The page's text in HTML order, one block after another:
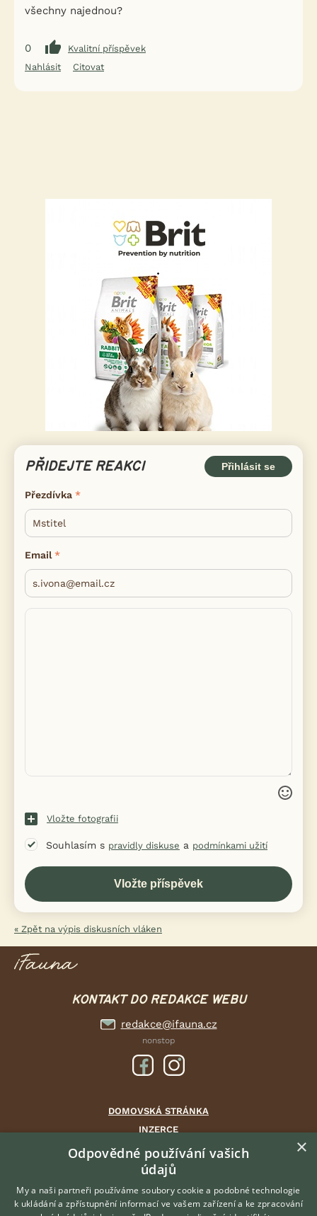
všechny najednou?
0
Kvalitní příspěvek
Nahlásit
Citovat
PŘIDEJTE REAKCI Přihlásit se
Přezdívka
Email
Vložte fotografii
Souhlasím s pravidly diskuse a podmínkami užití
« Zpět na výpis diskusních vláken
KONTAKT DO REDAKCE WEBU
redakce@ifauna.cz
nonstop
DOMOVSKÁ STRÁNKA
INZERCE
DISKUSE
ČLÁNKY
CHOVATELSKÉ STANICE
ATLAS
×
Odpovědné používání vašich
údajů
My a naši partneři používáme soubory cookie a podobné technologie
k ukládání a zpřístupnění informací ve vašem zařízení a ke zpracování